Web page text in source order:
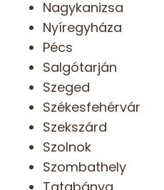
Nagykanizsa
Nyíregyháza
Pécs
Salgótarján
Szeged
Székesfehérvár
Szekszárd
Szolnok
Szombathely